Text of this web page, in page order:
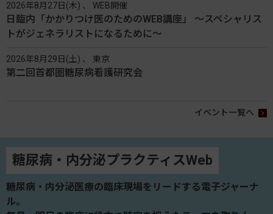
2026年8月27日(木) 、 WEB開催
日臨内「かかりつけ医のためのWEB講座」 〜スペシャリス
トがジェネラリストになるために〜
2026年8月29日(土) 、 東京
第二回首都圏糖尿病看護研究会
イベント一覧へ
糖尿病・内分泌プラクティスWeb
糖尿病・内分泌医療の臨床現場をリードする電子ジャーナ
ル。